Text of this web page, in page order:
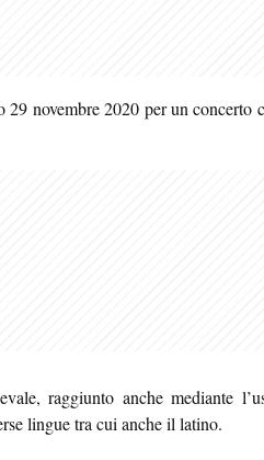
novembre 2020 per un concerto
raggiunto anche mediante
lingue tra cui anche il latino.